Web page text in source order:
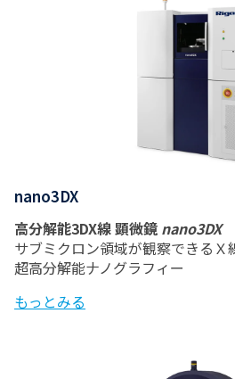
nano3DX
高分解能3DX線 顕微鏡 nano3DX
サブミクロン領域が観察できる
超高分解能ナノグラフィー
もっとみる